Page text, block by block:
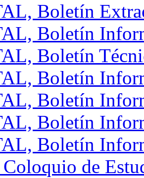
Boletín
Boletín
Boletín
Boletín
Boletín
Boletín
Boletín
de